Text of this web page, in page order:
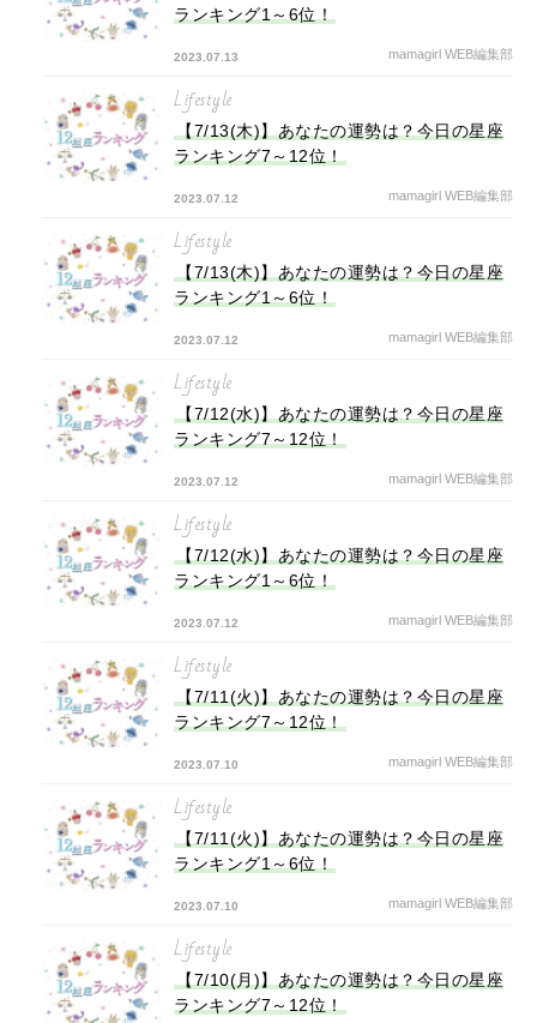
ランキング1～6位！
2023.07.13 mamagirl WEB編集部
Lifestyle
【7/13(木)】あなたの運勢は？今日の星座
ランキング7～12位！
2023.07.12 mamagirl WEB編集部
Lifestyle
【7/13(木)】あなたの運勢は？今日の星座
ランキング1～6位！
2023.07.12 mamagirl WEB編集部
Lifestyle
【7/12(水)】あなたの運勢は？今日の星座
ランキング7～12位！
2023.07.12 mamagirl WEB編集部
Lifestyle
【7/12(水)】あなたの運勢は？今日の星座
ランキング1～6位！
2023.07.12 mamagirl WEB編集部
Lifestyle
【7/11(火)】あなたの運勢は？今日の星座
ランキング7～12位！
2023.07.10 mamagirl WEB編集部
Lifestyle
【7/11(火)】あなたの運勢は？今日の星座
ランキング1～6位！
2023.07.10 mamagirl WEB編集部
Lifestyle
【7/10(月)】あなたの運勢は？今日の星座
ランキング7～12位！